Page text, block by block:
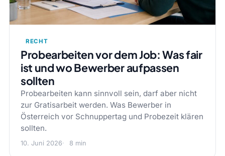
RECHT
Probearbeiten vor dem Job: Was fair
ist und wo Bewerber aufpassen
sollten
Probearbeiten kann sinnvoll sein, darf aber nicht
zur Gratisarbeit werden. Was Bewerber in
Österreich vor Schnuppertag und Probezeit klären
sollten.
10. Juni 2026 8 min